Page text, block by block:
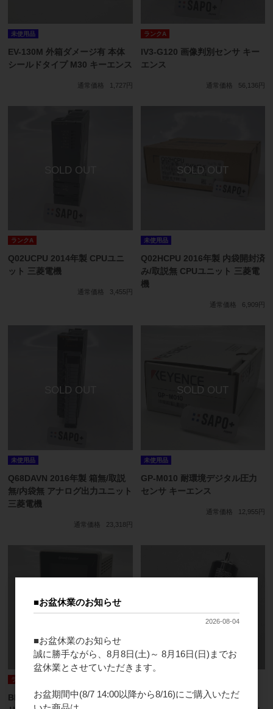
未使用品
EV-130M 外箱ダメージ有 本体
シールドタイプ M30 キーエンス
通常価格 1,727円
ランクA
IV3-G120 画像判別センサ キー
エンス
通常価格 56,136円
ランクA
Q02UCPU 2014年製 CPUユニ
ット 三菱電機
通常価格 3,455円
未使用品
Q02HCPU 2016年製 内袋開封済
み/取説無 CPUユニット 三菱電
機
通常価格 6,909円
未使用品
Q68DAVN 2016年製 箱無/取説
無/内袋無 アナログ出力ユニット
三菱電機
通常価格 23,318円
未使用品
GP-M010 耐環境デジタル圧力
センサ キーエンス
通常価格 12,955円
ランクA
BMUD60-C2 2015年製 BMUシ
E6B2-CWZ1X 1000P/R ロータ
■お盆休業のお知らせ
2026-08-04
■お盆休業のお知らせ
誠に勝手ながら、8月8日(土)～ 8月16日(日)までお
盆休業とさせていただきます。
お盆期間中(8/7 14:00以降から8/16)にご購入いただ